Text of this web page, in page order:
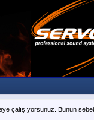
çalışıyorsunuz. Bunun